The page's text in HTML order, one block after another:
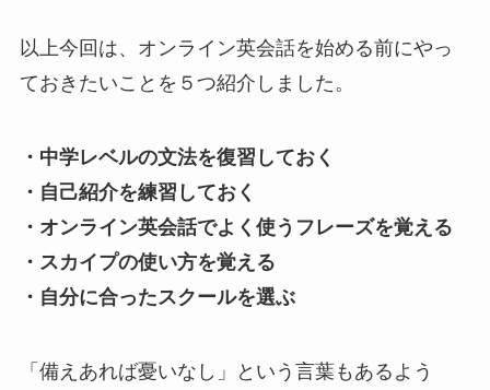
以上今回は、オンライン英会話を始める前にやっ
ておきたいことを５つ紹介しました。
・中学レベルの文法を復習しておく
・自己紹介を練習しておく
・オンライン英会話でよく使うフレーズを覚える
・スカイプの使い方を覚える
・自分に合ったスクールを選ぶ
「備えあれば憂いなし」という言葉もあるよう